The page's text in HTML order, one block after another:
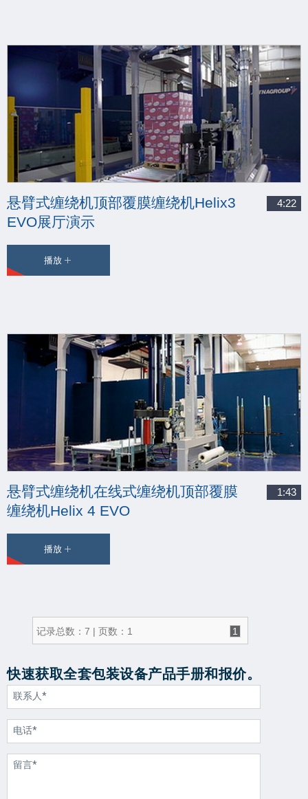
悬臂式缠绕机顶部覆膜缠绕机Helix3
EVO展厅演示
4:22
播放
悬臂式缠绕机在线式缠绕机顶部覆膜
缠绕机Helix 4 EVO
1:43
播放
记录总数：7 | 页数：1 1
快速获取全套包装设备产品手册和报价。